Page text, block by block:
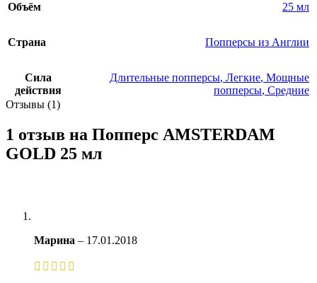
Объём 25 мл
Страна Попперсы из Англии
Сила
действия
Длительные попперсы, Легкие, Мощные
попперсы, Средние
Отзывы (1)
1 отзыв на Попперс AMSTERDAM
GOLD 25 мл
Марина – 17.01.2018